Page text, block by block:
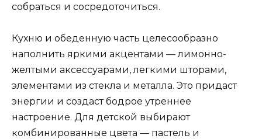
собраться и сосредоточиться.
Кухню и обеденную часть целесообразно
наполнить яркими акцентами — лимонно-
желтыми аксессуарами, легкими шторами,
элементами из стекла и металла. Это придаст
энергии и создаст бодрое утреннее
настроение. Для детской выбирают
комбинированные цвета — пастель и